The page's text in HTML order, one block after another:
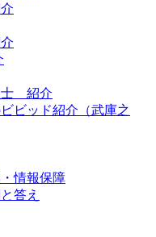
士 紹介
ビッド紹介（武庫之
情報保障
答え